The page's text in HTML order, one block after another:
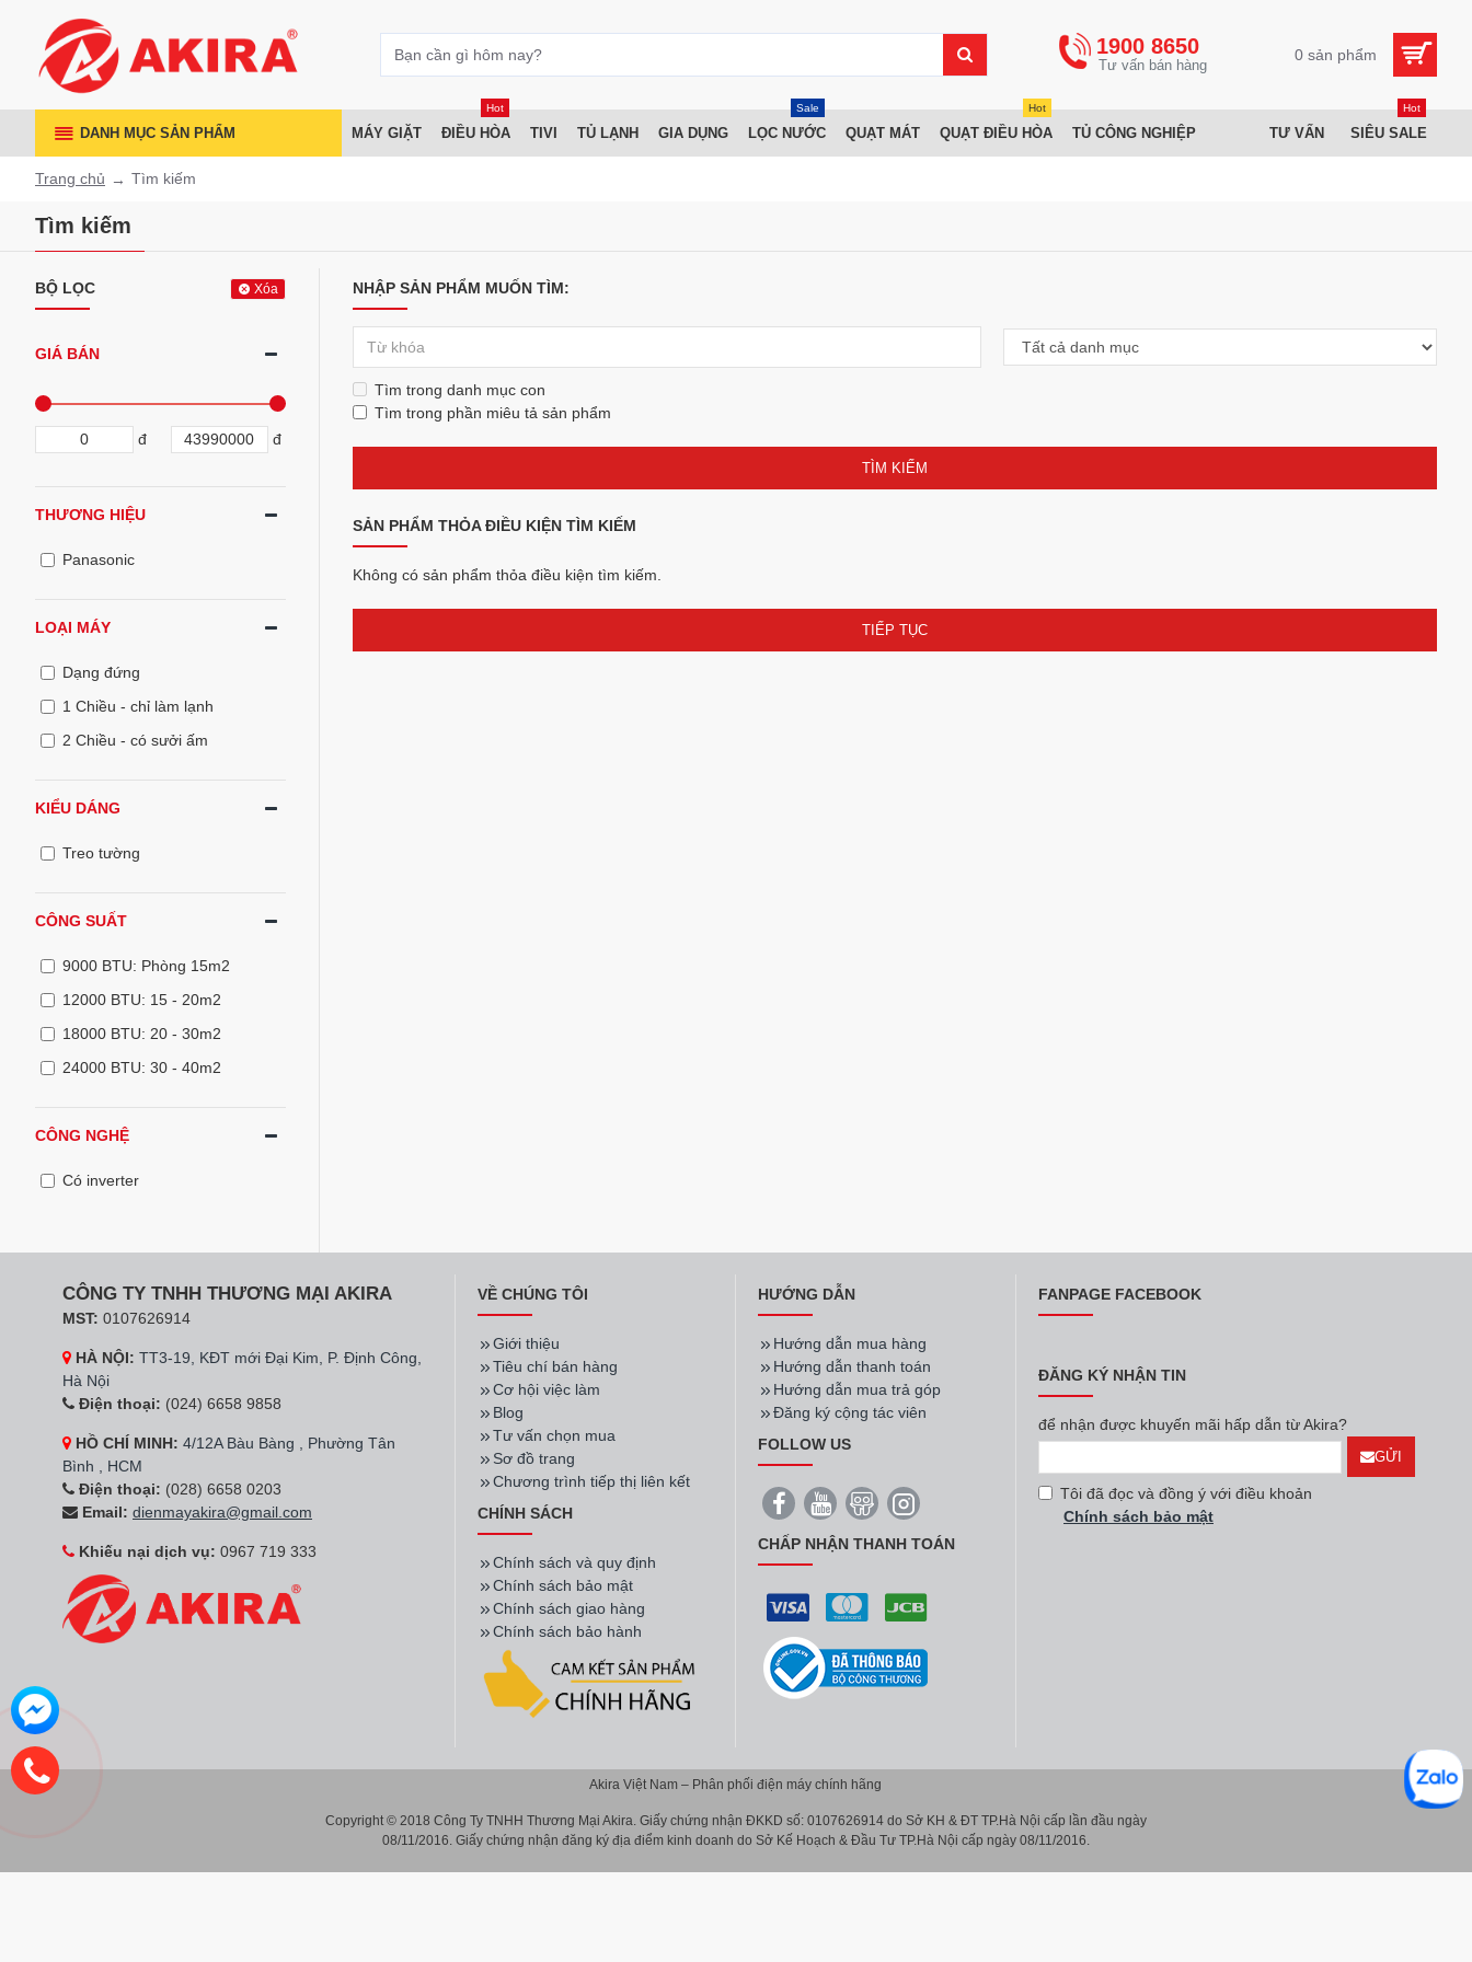
1900 8650 0 sản phẩm
DANH MỤC SẢN PHẨM MÁY GIẶT ĐIỀU HÒA
Hot
TIVI TỦ LẠNH GIA DỤNG LỌC NƯỚC
Sale
QUẠT MÁT QUẠT ĐIỀU HÒA
Hot
TỦ CÔNG NGHIỆP TƯ VẤN SIÊU SALE
Hot
Trang chủ Tìm kiếm
Tìm kiếm
BỘ LỌC Xóa
GIÁ BÁN
đ đ
THƯƠNG HIỆU
Panasonic
LOẠI MÁY
Dạng đứng
1 Chiều - chỉ làm lạnh
2 Chiều - có sưởi ấm
KIỂU DÁNG
Treo tường
CÔNG SUẤT
9000 BTU: Phòng 15m2
12000 BTU: 15 - 20m2
18000 BTU: 20 - 30m2
24000 BTU: 30 - 40m2
CÔNG NGHỆ
Có inverter
NHẬP SẢN PHẨM MUỐN TÌM:
Tìm trong danh mục con
Tìm trong phần miêu tả sản phẩm
TÌM KIẾM
SẢN PHẨM THỎA ĐIỀU KIỆN TÌM KIẾM
Không có sản phẩm thỏa điều kiện tìm kiếm.
TIẾP TỤC
CÔNG TY TNHH THƯƠNG MẠI AKIRA
MST: 0107626914
HÀ NỘI: TT3-19, KĐT mới Đại Kim, P. Định Công,
Hà Nội
Điện thoại: (024) 6658 9858
HỒ CHÍ MINH: 4/12A Bàu Bàng , Phường Tân
Bình , HCM
Điện thoại: (028) 6658 0203
Email: dienmayakira@gmail.com
Khiếu nại dịch vụ: 0967 719 333
VỀ CHÚNG TÔI
Giới thiệu
Tiêu chí bán hàng
Cơ hội việc làm
Blog
Tư vấn chọn mua
Sơ đồ trang
Chương trình tiếp thị liên kết
CHÍNH SÁCH
Chính sách và quy định
Chính sách bảo mật
Chính sách giao hàng
Chính sách bảo hành
HƯỚNG DẪN
Hướng dẫn mua hàng
Hướng dẫn thanh toán
Hướng dẫn mua trả góp
Đăng ký cộng tác viên
FOLLOW US
CHẤP NHẬN THANH TOÁN
FANPAGE FACEBOOK
ĐĂNG KÝ NHẬN TIN
để nhận được khuyến mãi hấp dẫn từ Akira?
GỬI
Tôi đã đọc và đồng ý với điều khoản
Chính sách bảo mật
Akira Việt Nam – Phân phối điện máy chính hãng
Copyright © 2018 Công Ty TNHH Thương Mại Akira. Giấy chứng nhận ĐKKD số: 0107626914 do Sở KH & ĐT TP.Hà Nội cấp lần đầu ngày
08/11/2016. Giấy chứng nhận đăng ký địa điểm kinh doanh do Sở Kế Hoạch & Đầu Tư TP.Hà Nội cấp ngày 08/11/2016.